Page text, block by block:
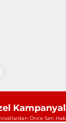
Önce Sen